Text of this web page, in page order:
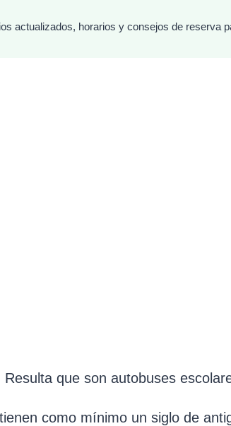
actualizados, horarios y consejos de reserva
que son autobuses
como mínimo un siglo de